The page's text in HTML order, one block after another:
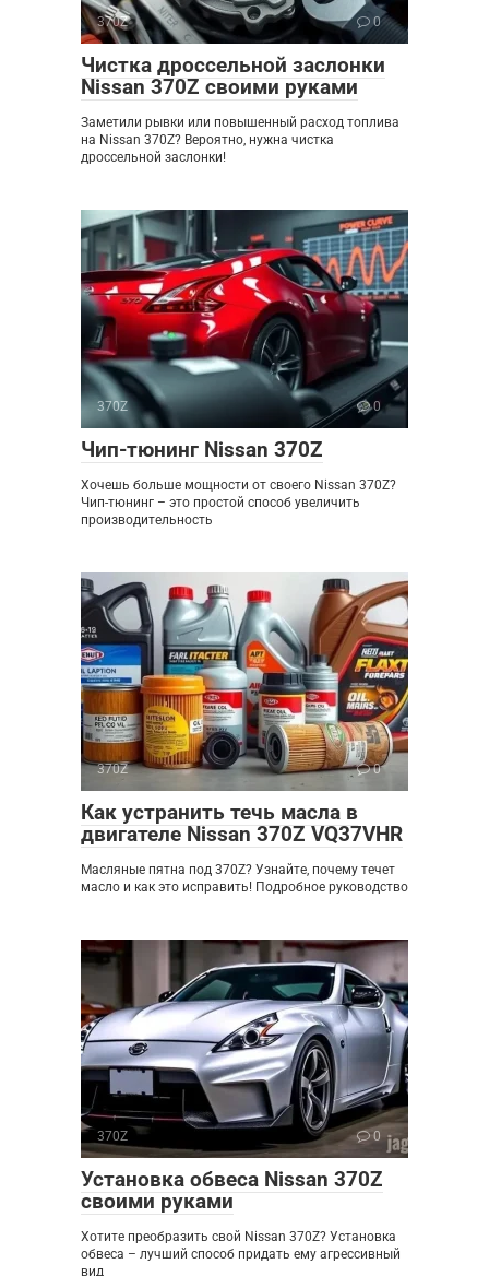
370Z 0
Чистка дроссельной заслонки
Nissan 370Z своими руками
Заметили рывки или повышенный расход топлива
на Nissan 370Z? Вероятно, нужна чистка
дроссельной заслонки!
370Z 0
Чип-тюнинг Nissan 370Z
Хочешь больше мощности от своего Nissan 370Z?
Чип-тюнинг – это простой способ увеличить
производительность
370Z 0
Как устранить течь масла в
двигателе Nissan 370Z VQ37VHR
Масляные пятна под 370Z? Узнайте, почему течет
масло и как это исправить! Подробное руководство
370Z 0
Установка обвеса Nissan 370Z
своими руками
Хотите преобразить свой Nissan 370Z? Установка
обвеса – лучший способ придать ему агрессивный
вид